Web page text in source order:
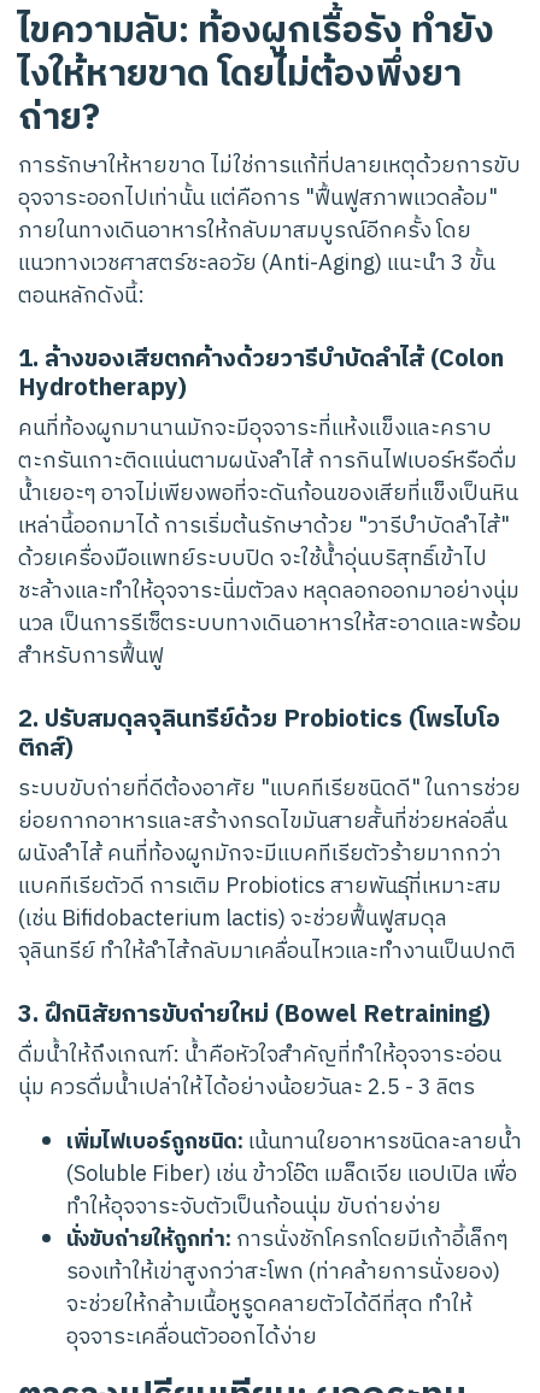
ไขความลับ: ท้องผูกเรื้อรัง ทำยัง
ไงให้หายขาด โดยไม่ต้องพึ่งยา
ถ่าย?
การรักษาให้หายขาด ไม่ใช่การแก้ที่ปลายเหตุด้วยการขับ
อุจจาระออกไปเท่านั้น แต่คือการ "ฟื้นฟูสภาพแวดล้อม"
ภายในทางเดินอาหารให้กลับมาสมบูรณ์อีกครั้ง โดย
แนวทางเวชศาสตร์ชะลอวัย (Anti-Aging) แนะนำ 3 ขั้น
ตอนหลักดังนี้:
1. ล้างของเสียตกค้างด้วยวารีบำบัดลำไส้ (Colon
Hydrotherapy)
คนที่ท้องผูกมานานมักจะมีอุจจาระที่แห้งแข็งและคราบ
ตะกรันเกาะติดแน่นตามผนังลำไส้ การกินไฟเบอร์หรือดื่ม
น้ำเยอะๆ อาจไม่เพียงพอที่จะดันก้อนของเสียที่แข็งเป็นหิน
เหล่านี้ออกมาได้ การเริ่มต้นรักษาด้วย "วารีบำบัดลำไส้"
ด้วยเครื่องมือแพทย์ระบบปิด จะใช้น้ำอุ่นบริสุทธิ์เข้าไป
ชะล้างและทำให้อุจจาระนิ่มตัวลง หลุดลอกออกมาอย่างนุ่ม
นวล เป็นการรีเซ็ตระบบทางเดินอาหารให้สะอาดและพร้อม
สำหรับการฟื้นฟู
2. ปรับสมดุลจุลินทรีย์ด้วย Probiotics (โพรไบโอ
ติกส์)
ระบบขับถ่ายที่ดีต้องอาศัย "แบคทีเรียชนิดดี" ในการช่วย
ย่อยกากอาหารและสร้างกรดไขมันสายสั้นที่ช่วยหล่อลื่น
ผนังลำไส้ คนที่ท้องผูกมักจะมีแบคทีเรียตัวร้ายมากกว่า
แบคทีเรียตัวดี การเติม Probiotics สายพันธุ์ที่เหมาะสม
(เช่น Bifidobacterium lactis) จะช่วยฟื้นฟูสมดุล
จุลินทรีย์ ทำให้ลำไส้กลับมาเคลื่อนไหวและทำงานเป็นปกติ
3. ฝึกนิสัยการขับถ่ายใหม่ (Bowel Retraining)
ดื่มน้ำให้ถึงเกณฑ์: น้ำคือหัวใจสำคัญที่ทำให้อุจจาระอ่อน
นุ่ม ควรดื่มน้ำเปล่าให้ได้อย่างน้อยวันละ 2.5 - 3 ลิตร
เพิ่มไฟเบอร์ถูกชนิด: เน้นทานใยอาหารชนิดละลายน้ำ
(Soluble Fiber) เช่น ข้าวโอ๊ต เมล็ดเจีย แอปเปิล เพื่อ
ทำให้อุจจาระจับตัวเป็นก้อนนุ่ม ขับถ่ายง่าย
นั่งขับถ่ายให้ถูกท่า: การนั่งชักโครกโดยมีเก้าอี้เล็กๆ
รองเท้าให้เข่าสูงกว่าสะโพก (ท่าคล้ายการนั่งยอง)
จะช่วยให้กล้ามเนื้อหูรูดคลายตัวได้ดีที่สุด ทำให้
อุจจาระเคลื่อนตัวออกได้ง่าย